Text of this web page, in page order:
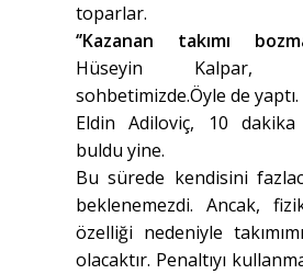
toparlar.
‘’Kazanan takımı
Hüseyin
sohbetimizde.Öyle de yaptı.
Eldin Adiloviç, 10
buldu yine.
Bu sürede kendisini
beklenemezdi. Ancak,
özelliği nedeniyle
olacaktır. Penaltıyı